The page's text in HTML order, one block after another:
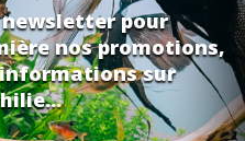
pour
nos promotions,
sur